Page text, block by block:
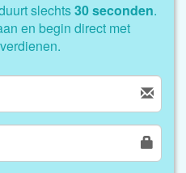
slechts30 seconden.
en begin direct met